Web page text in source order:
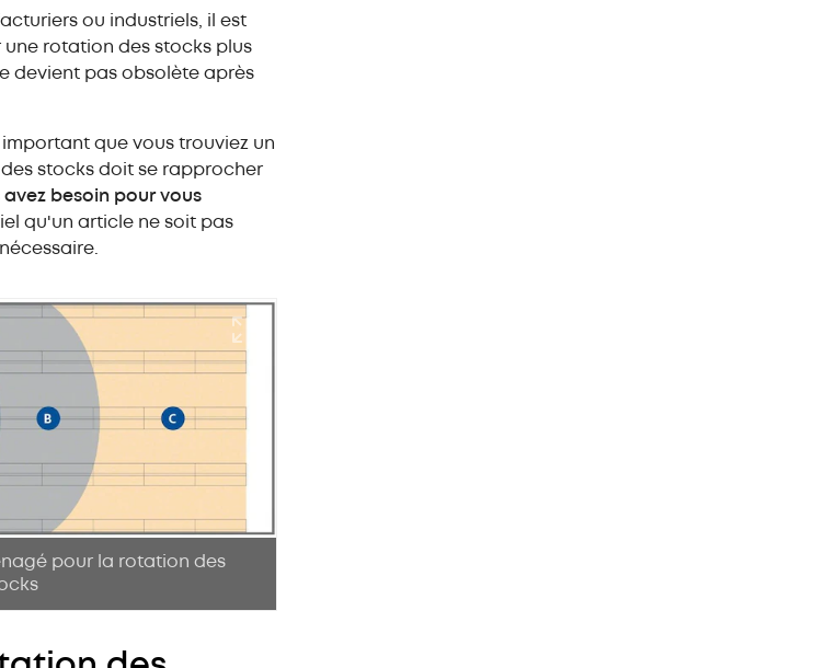
ou industriels, il est
rotation des stocks plus
devient pas obsolète après
important que vous trouviez un
stocks doit se rapprocher
besoin pour vous
qu'un article ne soit pas
pour la rotation des